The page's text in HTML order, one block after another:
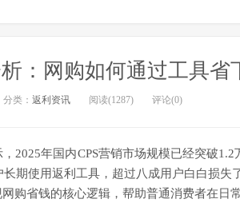
：网购如何通过工具省
分类： 返利资讯 阅读(1287) 评论(0)
2025年国内CPS营销市场规模已经突破1.2
期使用返利工具，超过八成用户白白损失
购省钱的核心逻辑，帮助普通消费者在日